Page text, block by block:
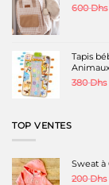
600Dhs
Tapis
380Dhs
TOP VENTES
Sweat à
200Dhs